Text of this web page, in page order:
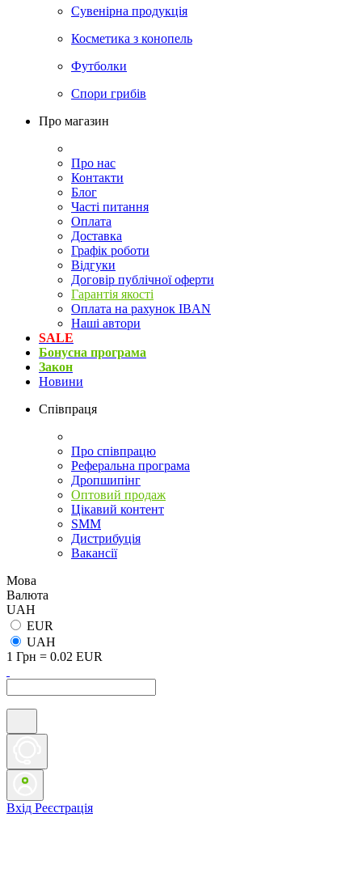
Сувенірна продукція
Косметика з конопель
Футболки
Спори грибів
Про магазин
Про нас
Контакти
Блог
Часті питання
Оплата
Доставка
Графік роботи
Відгуки
Договір публічної оферти
Гарантія якості
Оплата на рахунок IBAN
Наші автори
SALE
Бонусна програма
Закон
Новини
Співпраця
Про співпрацю
Реферальна програма
Дропшипінг
Оптовий продаж
Цікавий контент
SMM
Дистрибуція
Вакансії
Мова
Валюта
UAH
EUR
UAH
1 Грн = 0.02 EUR
Вхід Реєстрація